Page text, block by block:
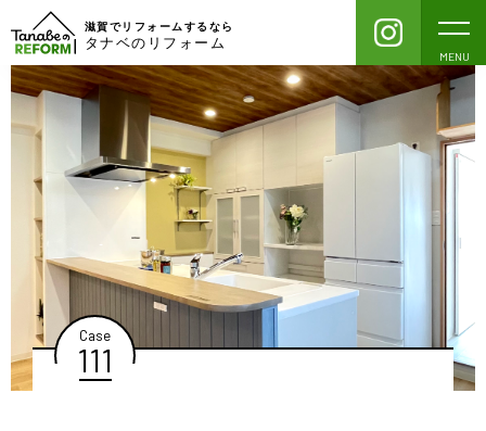
滋賀でリフォームするなら
タナベのリフォーム
MENU
Case
111